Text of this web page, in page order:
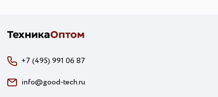
+7 (495) 991 06 87
info@good-tech.ru